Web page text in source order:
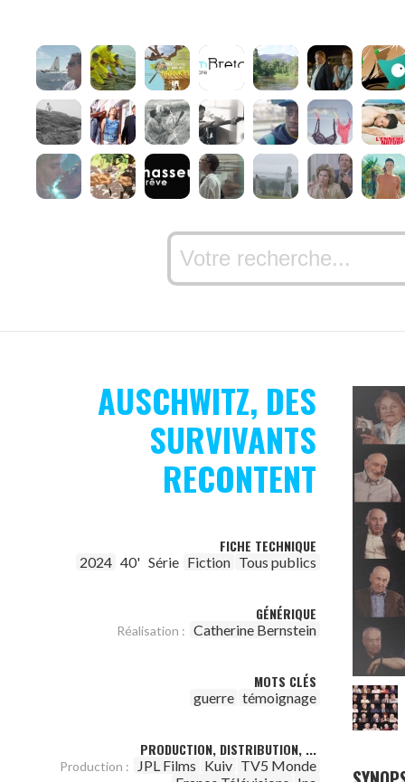
AUSCHWITZ, DES
SURVIVANTS
RECONTENT
FICHE TECHNIQUE
2024 40' Série Fiction Tous publics
GÉNÉRIQUE
Réalisation : Catherine Bernstein
MOTS CLÉS
guerre témoignage
PRODUCTION, DISTRIBUTION, ...
Production : JPL Films Kuiv TV5 Monde